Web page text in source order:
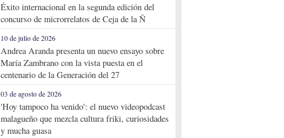
Éxito internacional en la segunda edición del
concurso de microrrelatos de Ceja de la Ñ
10 de julio de 2026
Andrea Aranda presenta un nuevo ensayo sobre
María Zambrano con la vista puesta en el
centenario de la Generación del 27
03 de agosto de 2026
'Hoy tampoco ha venido': el nuevo videopodcast
malagueño que mezcla cultura friki, curiosidades
y mucha guasa